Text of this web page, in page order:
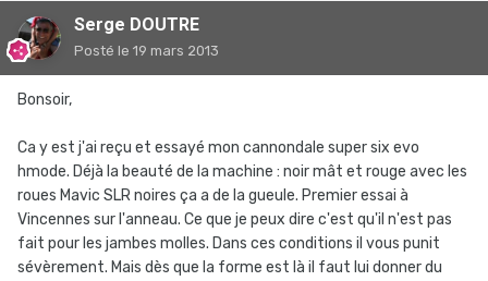
Serge DOUTRE
Posté le 19 mars 2013
Bonsoir,
Ca y est j'ai reçu et essayé mon cannondale super six evo
hmode. Déjà la beauté de la machine : noir mât et rouge avec les
roues Mavic SLR noires ça a de la gueule. Premier essai à
Vincennes sur l'anneau. Ce que je peux dire c'est qu'il n'est pas
fait pour les jambes molles. Dans ces conditions il vous punit
sévèrement. Mais dès que la forme est là il faut lui donner du